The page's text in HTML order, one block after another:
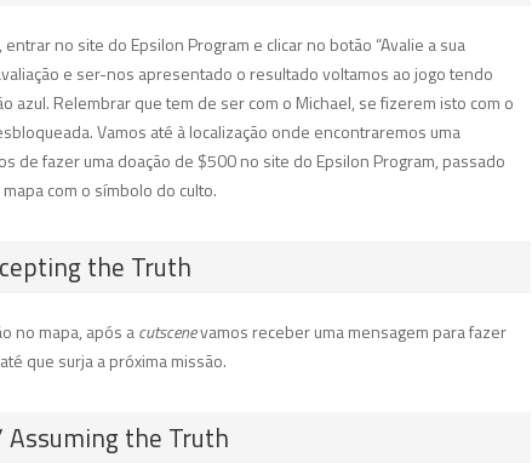
no site do Epsilon Program e clicar no botão “Avalie a sua
e ser-nos apresentado o resultado voltamos ao jogo tendo
azul. Relembrar que tem de ser com o Michael, se fizerem isto com o
Vamos até à localização onde encontraremos uma
de fazer uma doação de $500 no site do Epsilon Program, passado
com o símbolo do culto.
the Truth
no mapa, após acutscenevamos receber uma mensagem para fazer
que surja a próxima missão.
Assuming the Truth